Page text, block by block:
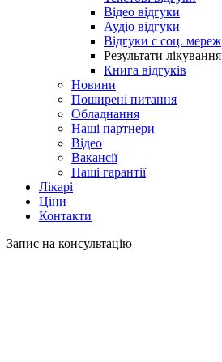
Відео відгуки
Аудіо відгуки
Відгуки с соц. мереж
Результати лікування
Книга відгуків
Новини
Поширені питання
Обладнання
Наші партнери
Відео
Вакансії
Наші гарантії
Лікарі
Ціни
Контакти
Запис на консультацію